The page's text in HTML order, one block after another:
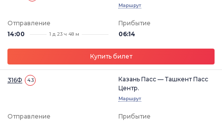
Маршрут
Отправление
14:00
1 д 23 ч 48 м
Прибытие
06:14
Купить билет
316Ф 4.3
Казань Пасс — Ташкент Пасс
Центр.
Маршрут
Отправление
Прибытие